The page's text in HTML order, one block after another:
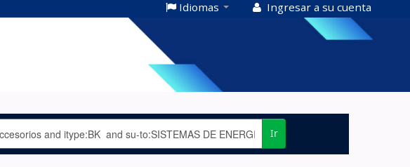
Idiomas Ingresar a su cuenta
Ir